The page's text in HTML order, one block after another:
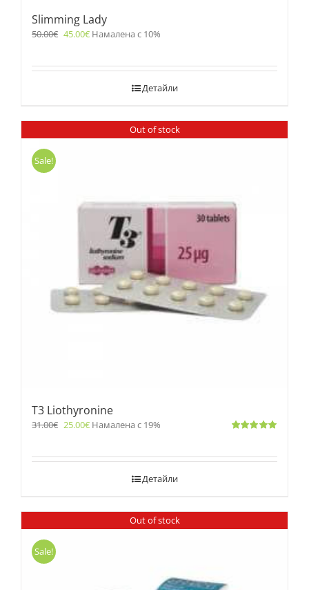
Slimming Lady
50.00€ 45.00€ Намалена с 10%
Детайли
Out of stock
Sale!
T3 Liothyronine
31.00€ 25.00€ Намалена с 19%
Детайли
Out of stock
Sale!